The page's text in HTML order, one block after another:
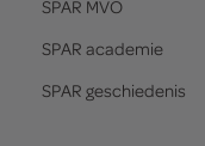
SPAR MVO
SPAR academie
SPAR geschiedenis